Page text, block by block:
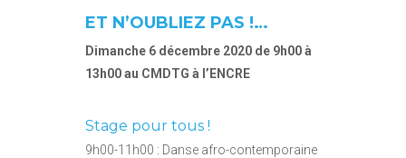
ET N’OUBLIEZ PAS !…
Dimanche 6 décembre 2020 de 9h00 à
13h00 au CMDTG à l’ENCRE
Stage pour tous !
9h00-11h00 : Danse afro-contemporaine